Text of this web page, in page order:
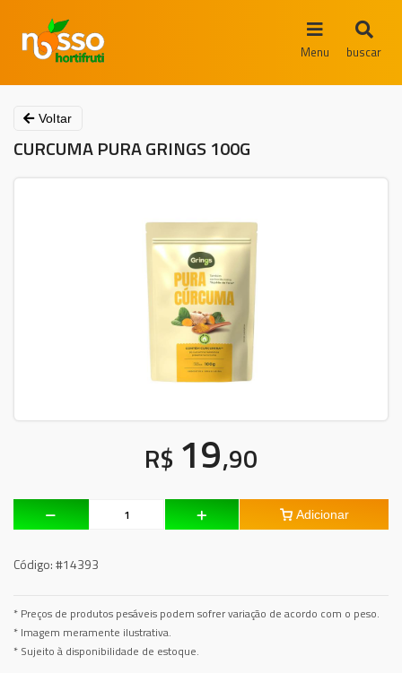
Menu buscar
Voltar
CURCUMA PURA GRINGS 100G
R$ 19,90
Adicionar
Código:#14393
* Preços de produtos pesáveis podem sofrer variação de acordo com o peso.
* Imagem meramente ilustrativa.
* Sujeito à disponibilidade de estoque.